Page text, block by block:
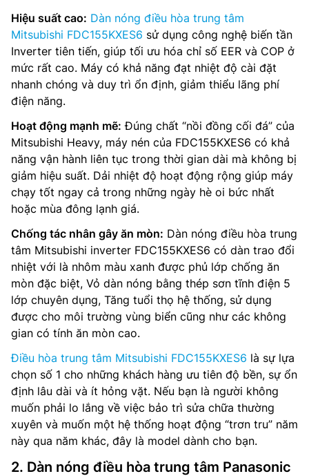
Hiệu suất cao: Dàn nóng điều hòa trung tâm
Mitsubishi FDC155KXES6 sử dụng công nghệ biến tần
Inverter tiên tiến, giúp tối ưu hóa chỉ số EER và COP ở
mức rất cao. Máy có khả năng đạt nhiệt độ cài đặt
nhanh chóng và duy trì ổn định, giảm thiểu lãng phí
điện năng.
Hoạt động mạnh mẽ: Đúng chất “nồi đồng cối đá” của
Mitsubishi Heavy, máy nén của FDC155KXES6 có khả
năng vận hành liên tục trong thời gian dài mà không bị
giảm hiệu suất. Dải nhiệt độ hoạt động rộng giúp máy
chạy tốt ngay cả trong những ngày hè oi bức nhất
hoặc mùa đông lạnh giá.
Chống tác nhân gây ăn mòn: Dàn nóng điều hòa trung
tâm Mitsubishi inverter FDC155KXES6 có dàn trao đổi
nhiệt với là nhôm màu xanh được phủ lớp chống ăn
mòn đặc biệt, Vỏ dàn nóng bằng thép sơn tĩnh điện 5
lớp chuyên dụng, Tăng tuổi thọ hệ thống, sử dụng
được cho môi trường vùng biển cũng như các không
gian có tính ăn mòn cao.
Điều hòa trung tâm Mitsubishi FDC155KXES6 là sự lựa
chọn số 1 cho những khách hàng ưu tiên độ bền, sự ổn
định lâu dài và ít hỏng vặt. Nếu bạn là người không
muốn phải lo lắng về việc bảo trì sửa chữa thường
xuyên và muốn một hệ thống hoạt động “trơn tru” năm
này qua năm khác, đây là model dành cho bạn.
2. Dàn nóng điều hòa trung tâm Panasonic